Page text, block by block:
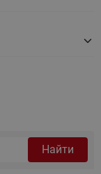
Найти